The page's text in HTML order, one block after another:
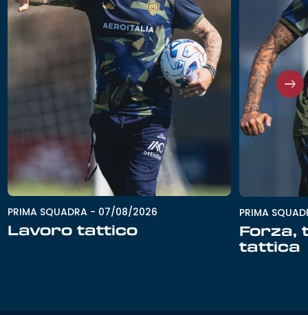
PRIMA SQUADRA - 07/08/2026
Lavoro tattico
PRIMA
Forza,
tattica